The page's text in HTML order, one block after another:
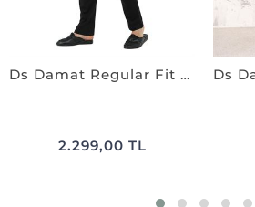
Ds Damat Regular Fit Cotton Pijama Takımı SİYAH
2.299,00 TL